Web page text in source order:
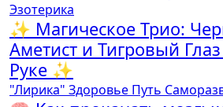
Эзотерика
✨ Магическое Трио:
Аметист и Тигровый
Руке ✨
"Лирика" Здоровье Путь